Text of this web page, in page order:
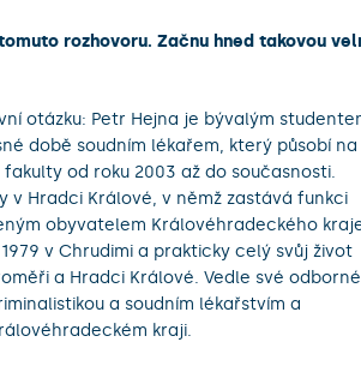
rozhovoru. Začnu hned takovou
otázku: Petr Hejna je bývalým
době soudním lékařem, který působí na
od roku 2003 až do současnosti.
v Hradci Králové, v němž zastává funkci
obyvatelem Královéhradeckého
v Chrudimi a prakticky celý svůj život
a Hradci Králové. Vedle své odborné
a soudním lékařstvím a
kraji.